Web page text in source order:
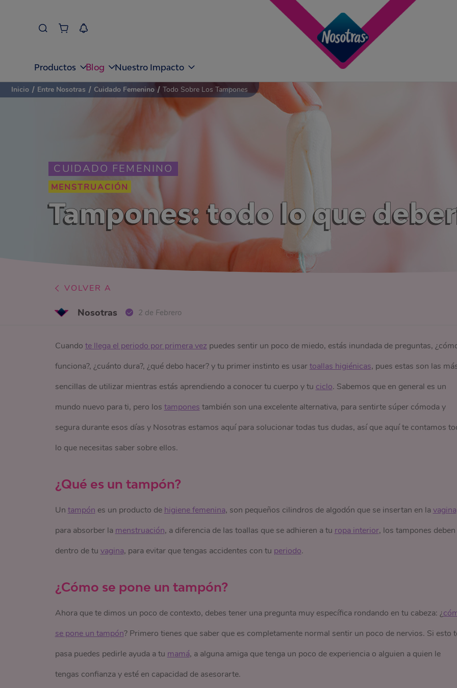
Productos Blog Nuestro Impacto
CUIDADO FEMENINO
MENSTRUACIÓN
Tampones: todo lo que
Inicio / Entre Nosotras / Cuidado Femenino / Todo Sobre Los Tampones
VOLVER A
Nosotras 2 de Febrero
Cuando te llega el periodo por primera vezpuedes sentir un poco de miedo, estás inundada de preguntas,
funciona?, ¿cuánto dura?, ¿qué debo hacer? y tu primer instinto es usartoallas higiénicas, pues estas son las
sencillas de utilizar mientras estás aprendiendo a conocer tu cuerpo y tu ciclo. Sabemos que en general es un
mundo nuevo para ti, pero los tampones también son una excelente alternativa, para sentirte súper cómoda y
segura durante esos días y Nosotras estamos aquí para solucionar todas tus dudas, así que aquí te contamos
lo que necesitas saber sobre ellos.
¿Qué es un tampón?
Un tampón es un producto de higiene femenina, son pequeños cilindros de algodón que se insertan en la vagina
para absorber la menstruación, a diferencia de las toallas que se adhieren a tu ropa interior, los tampones
dentro de tu vagina, para evitar que tengas accidentes con tu periodo.
¿Cómo se pone un tampón?
Ahora que te dimos un poco de contexto, debes tener una pregunta muy específica rondando en tu cabeza: ¿
se pone un tampón? Primero tienes que saber que es completamente normal sentir un poco de nervios. Si esto
pasa puedes pedirle ayuda a tu mamá, a alguna amiga que tenga un poco de experiencia o alguien a quien le
tengas confianza y esté en capacidad de asesorarte.